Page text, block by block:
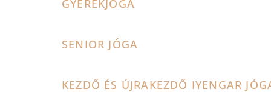
GYEREKJÓGA
SENIOR JÓGA
KEZDŐ ÉS ÚJRAKEZDŐ IYENGAR